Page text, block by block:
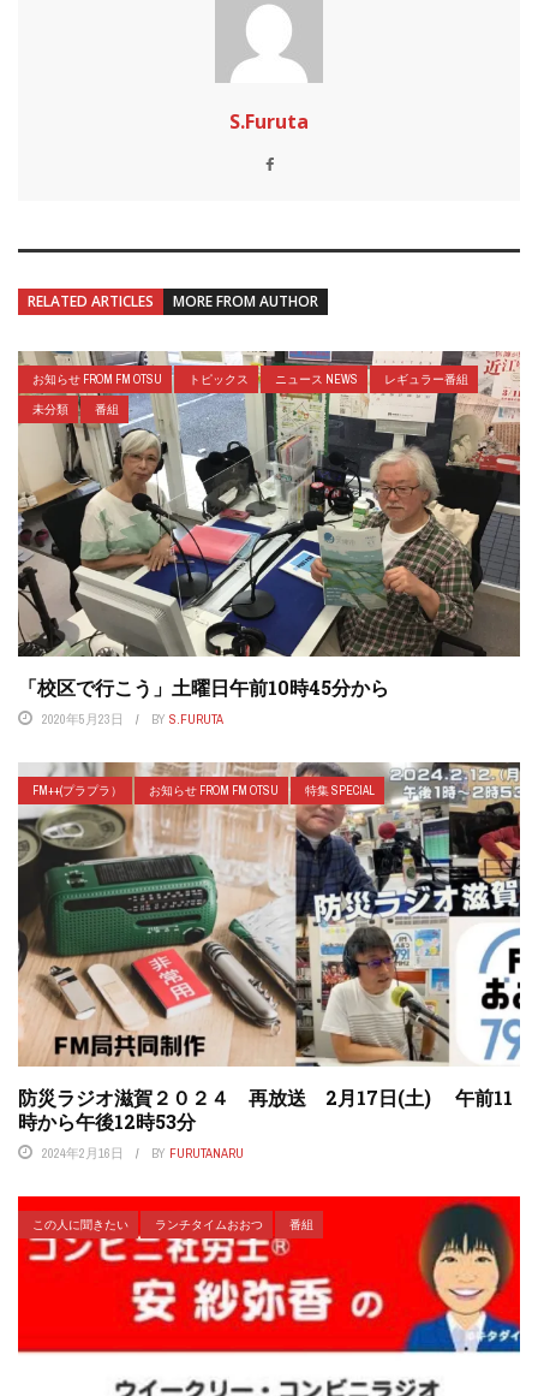
S.Furuta
RELATED ARTICLES MORE FROM AUTHOR
お知らせ FROM FM OTSU トピックス ニュース NEWS
レギュラー番組
未分類
番組
「校区で行こう」土曜日午前10時45分から
2020年5月23日 BY S.FURUTA
FM++(プラプラ） お知らせ FROM FM OTSU 特集 SPECIAL
防災ラジオ滋賀２０２４ 再放送 2月17日(土) 午前11
時から午後12時53分
2024年2月16日 BY FURUTANARU
この人に聞きたい ランチタイムおおつ 番組